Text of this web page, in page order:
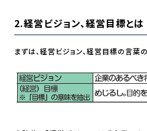
2.経営ビジョン、経営目標とは
まずは、経営ビジョン、経営目標の言葉